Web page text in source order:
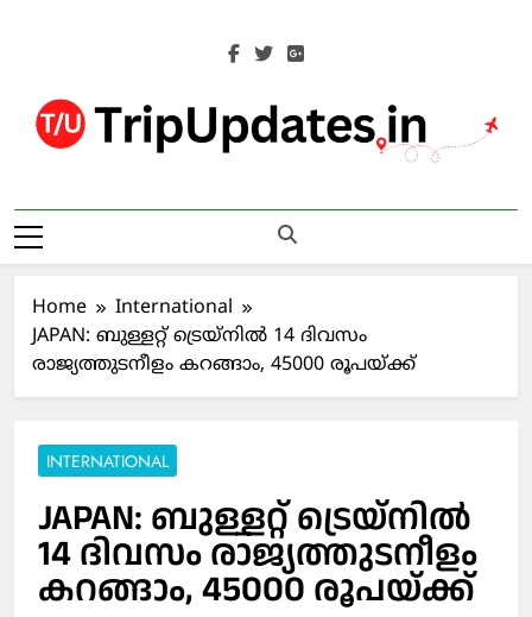
Trip Updates
Home
International
JAPAN: ബുള്ളറ്റ് ട്രെയ്‌നില്‍ 14 ദിവസം
രാജ്യത്തുടനീളം കറങ്ങാം, 45000 രൂപയ്ക്ക്
INTERNATIONAL
JAPAN: ബുള്ളറ്റ് ട്രെയ്‌നില്‍
14 ദിവസം രാജ്യത്തുടനീളം
കറങ്ങാം, 45000 രൂപയ്ക്ക്